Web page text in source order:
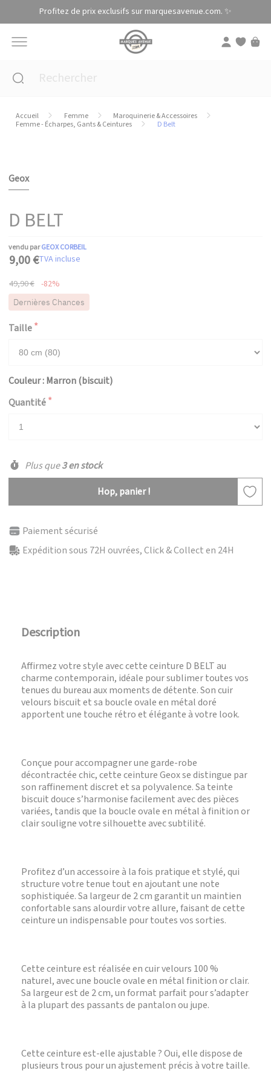
Profitez de prix exclusifs sur marquesavenue.com. ✨
Accueil Femme
Maroquinerie & Accessoires
Femme - Écharpes, Gants & Ceintures
D Belt
Geox
D BELT
vendu parGEOX CORBEIL
9,00 €TVA incluse
49,90 € -82%
Dernières Chances
Taille
Couleur : Marron (biscuit)
Quantité
Plus que3 en stock
Hop, panier !
Paiement sécurisé
Expédition sous 72H ouvrées, Click & Collect en 24H
Description
Affirmez votre style avec cette ceinture D BELT au
charme contemporain, idéale pour sublimer toutes vos
tenues du bureau aux moments de détente. Son cuir
velours biscuit et sa boucle ovale en métal doré
apportent une touche rétro et élégante à votre look.
Conçue pour accompagner une garde-robe
décontractée chic, cette ceinture Geox se distingue par
son raffinement discret et sa polyvalence. Sa teinte
biscuit douce s’harmonise facilement avec des pièces
variées, tandis que la boucle ovale en métal à finition or
clair souligne votre silhouette avec subtilité.
Profitez d’un accessoire à la fois pratique et stylé, qui
structure votre tenue tout en ajoutant une note
sophistiquée. Sa largeur de 2 cm garantit un maintien
confortable sans alourdir votre allure, faisant de cette
ceinture un indispensable pour toutes vos sorties.
Cette ceinture est réalisée en cuir velours 100 %
naturel, avec une boucle ovale en métal finition or clair.
Sa largeur est de 2 cm, un format parfait pour s’adapter
à la plupart des passants de pantalon ou jupe.
Cette ceinture est-elle ajustable ? Oui, elle dispose de
plusieurs trous pour un ajustement précis à votre taille.
Panneau de gestion des cookies